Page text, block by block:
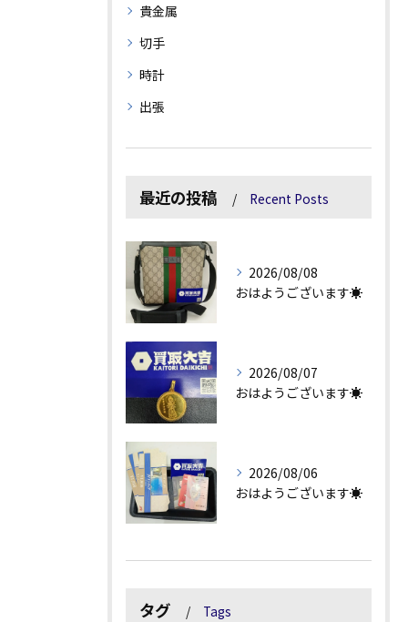
貴金属
切手
時計
出張
最近の投稿 Recent Posts
2026/08/08
おはようございます☀
2026/08/07
おはようございます☀
2026/08/06
おはようございます☀
タグ Tags